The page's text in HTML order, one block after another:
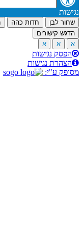
כהה חדות בהירה